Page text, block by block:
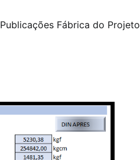
Publicações Fábrica do Projeto